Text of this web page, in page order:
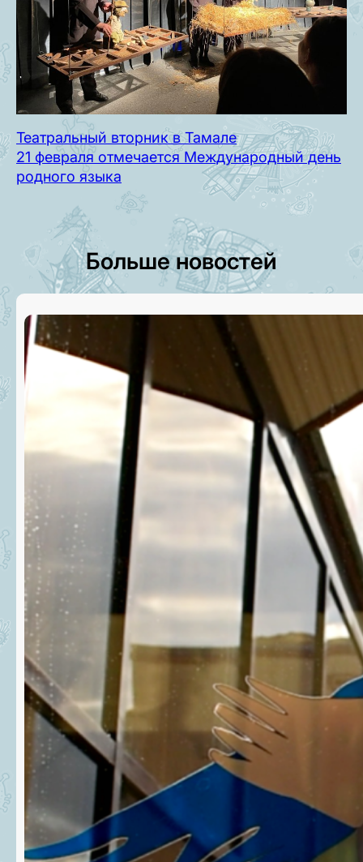
Театральный вторник в Тамале
21 февраля отмечается Международный день
родного языка
Больше новостей